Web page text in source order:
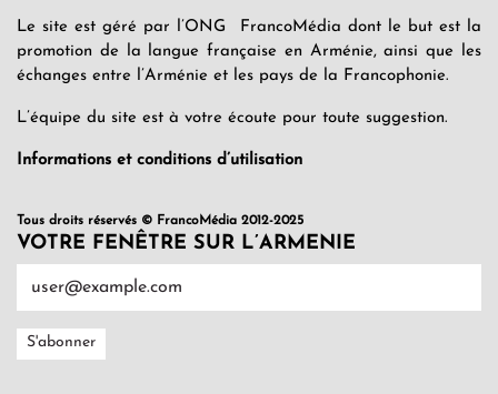
Le site est géré par l’ONG FrancoMédia dont le but est la
promotion de la langue française en Arménie, ainsi que les
échanges entre l’Arménie et les pays de la Francophonie.
L’équipe du site est à votre écoute pour toute suggestion.
Informations et conditions d’utilisation
Tous droits réservés © FrancoMédia 2012-2025
VOTRE FENÊTRE SUR L’ARMENIE